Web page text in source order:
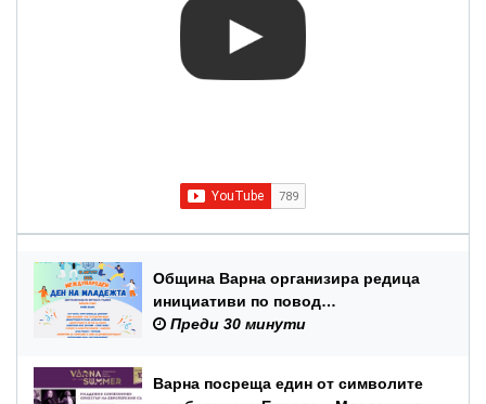
Община Варна организира редица
инициативи по повод
Международния ден на младежта –
Преди 30 минути
Варна посреща един от символите